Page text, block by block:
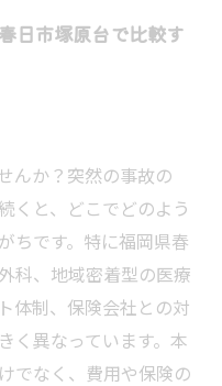
日市塚原台で比較す
んか？突然の事故の
くと、どこでどのよう
ちです。特に福岡県春
科、地域密着型の医療
体制、保険会社との対
く異なっています。本
でなく、費用や保険の